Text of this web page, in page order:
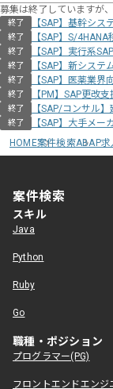
募集は終了していますが
終了 【SAP】基幹シ
終了 【SAP】S/4HANA
終了 【SAP】実行系
終了 【SAP】新システ
終了 【SAP】医薬業界
終了 【PM】SAP更改支
終了 【SAP/コンサル
終了
【SAP】大手メー
HOME案件検索ABAP
案件検索
スキル
Java
Python
Ruby
Go
職種・ポジション
プログラマー(PG)
フロントエンドエンジ